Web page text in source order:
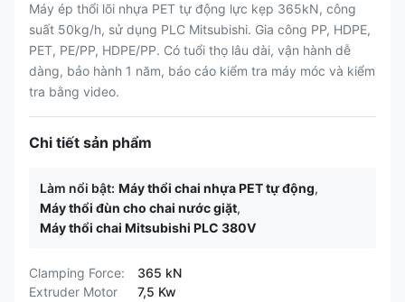
Máy ép thổi lõi nhựa PET tự động lực kẹp 365kN, công
suất 50kg/h, sử dụng PLC Mitsubishi. Gia công PP, HDPE,
PET, PE/PP, HDPE/PP. Có tuổi thọ lâu dài, vận hành dễ
dàng, bảo hành 1 năm, báo cáo kiểm tra máy móc và kiểm
tra bằng video.
Chi tiết sản phẩm
Làm nổi bật: Máy thổi chai nhựa PET tự động,
Máy thổi đùn cho chai nước giặt,
Máy thổi chai Mitsubishi PLC 380V
Clamping Force:
365 kN
Extruder Motor
7,5 Kw